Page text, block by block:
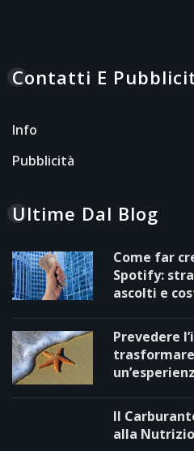
Contatti E
Info
Pubblicità
Ultime Dal Blog
Come far
Spotify:
ascolti e
Prevedere
Il
alla